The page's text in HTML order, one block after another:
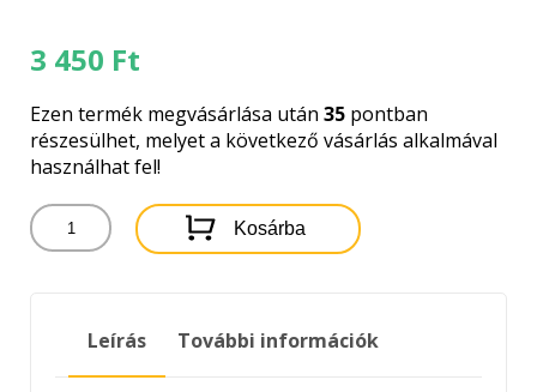
3 450 Ft
Ezen termék megvásárlása után 35 pontban
részesülhet, melyet a következő vásárlás alkalmával
használhat fel!
TOTAL
QUARTZ
1LITER
mennyiség
Kosárba
Leírás További információk